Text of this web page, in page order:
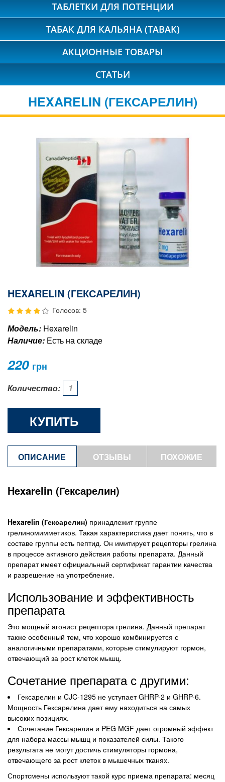
ТАБЛЕТКИ ДЛЯ ПОТЕНЦИИ
ТАБАК ДЛЯ КАЛЬЯНА (TABAK)
АКЦИОННЫЕ ТОВАРЫ
СТАТЬИ
HEXARELIN (ГЕКСАРЕЛИН)
HEXARELIN (ГЕКСАРЕЛИН)
Голосов: 5
Модель: Hexarelin
Наличие: Есть на складе
220 грн
Количество:
КУПИТЬ
ОПИСАНИЕ ОТЗЫВЫ
ПОХОЖИЕ
Hexarelin (Гексарелин)
Hexarelin (Гексарелин) принадлежит группе
грелиномимметиков. Такая характеристика дает понять, что в
составе группы есть пептид. Он имитирует рецепторы грелина
в процессе активного действия работы препарата. Данный
препарат имеет официальный сертификат гарантии качества
и разрешение на употребление.
Использование и эффективность
препарата
Это мощный агонист рецептора грелина. Данный препарат
также особенный тем, что хорошо комбинируется с
аналогичными препаратами, которые стимулируют гормон,
отвечающий за рост клеток мышц.
Сочетание препарата с другими:
Гексарелин и CJC-1295 не уступает GHRP-2 и GHRP-6.
Мощность Гексарелина дает ему находиться на самых
высоких позициях.
Сочетание Гексарелин и PEG MGF дает огромный эффект
для набора массы мышц и показателей силы. Такого
результата не могут достичь стимуляторы гормона,
отвечающего за рост клеток в мышечных тканях.
Спортсмены используют такой курс приема препарата: месяц